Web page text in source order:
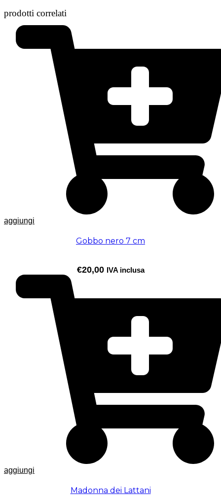
prodotti correlati
aggiungi
Gobbo nero 7 cm
€20,00 IVA inclusa
aggiungi
Madonna dei Lattani